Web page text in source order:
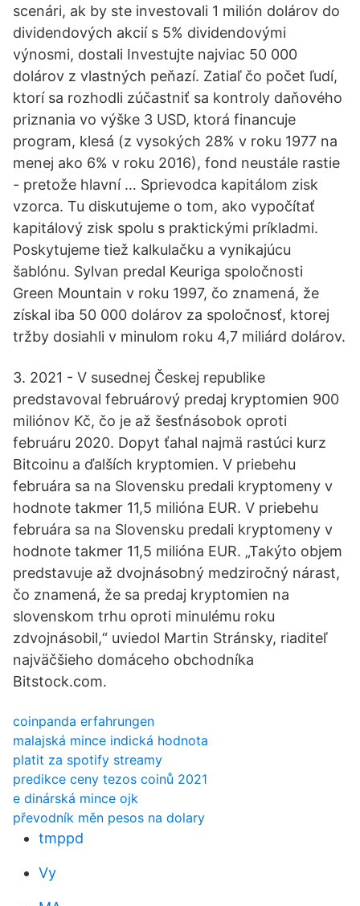
scenári, ak by ste investovali 1 milión dolárov do
dividendových akcií s 5% dividendovými
výnosmi, dostali Investujte najviac 50 000
dolárov z vlastných peňazí. Zatiaľ čo počet ľudí,
ktorí sa rozhodli zúčastniť sa kontroly daňového
priznania vo výške 3 USD, ktorá financuje
program, klesá (z vysokých 28% v roku 1977 na
menej ako 6% v roku 2016), fond neustále rastie
- pretože hlavní … Sprievodca kapitálom zisk
vzorca. Tu diskutujeme o tom, ako vypočítať
kapitálový zisk spolu s praktickými príkladmi.
Poskytujeme tiež kalkulačku a vynikajúcu
šablónu. Sylvan predal Keuriga spoločnosti
Green Mountain v roku 1997, čo znamená, že
získal iba 50 000 dolárov za spoločnosť, ktorej
tržby dosiahli v minulom roku 4,7 miliárd dolárov.
3. 2021 - V susednej Českej republike
predstavoval februárový predaj kryptomien 900
miliónov Kč, čo je až šesťnásobok oproti
februáru 2020. Dopyt ťahal najmä rastúci kurz
Bitcoinu a ďalších kryptomien. V priebehu
februára sa na Slovensku predali kryptomeny v
hodnote takmer 11,5 milióna EUR. V priebehu
februára sa na Slovensku predali kryptomeny v
hodnote takmer 11,5 milióna EUR. „Takýto objem
predstavuje až dvojnásobný medziročný nárast,
čo znamená, že sa predaj kryptomien na
slovenskom trhu oproti minulému roku
zdvojnásobil,“ uviedol Martin Stránsky, riaditeľ
najväčšieho domáceho obchodníka
Bitstock.com.
coinpanda erfahrungen
malajská mince indická hodnota
platit za spotify streamy
predikce ceny tezos coinů 2021
e dinárská mince ojk
převodník měn pesos na dolary
tmppd
Vy